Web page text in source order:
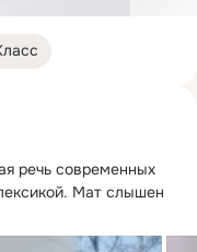
речь современных
Мат слышен